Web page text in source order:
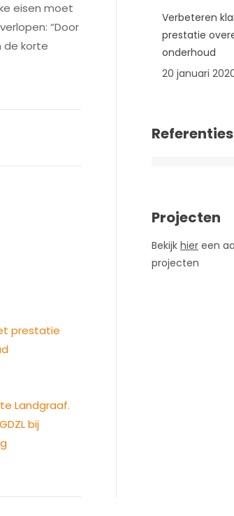
eisen moet
“Door
de korte
prestatie
Landgraaf.
bij
Verbeteren
prestatie
onderhoud
20 januari
Referenties
Projecten
Bekijk hier een
projecten